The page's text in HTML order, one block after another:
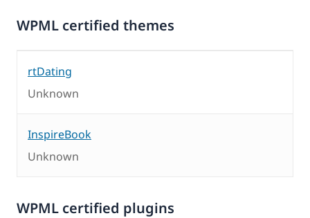
WPML certified themes
rtDating
Unknown
InspireBook
Unknown
WPML certified plugins